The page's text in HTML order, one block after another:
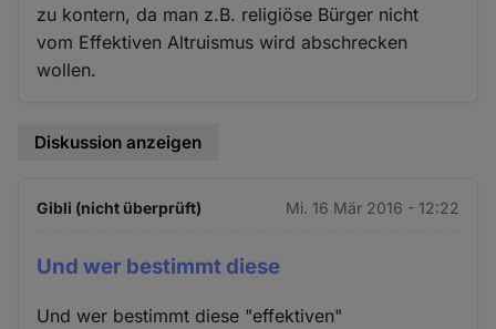
zu kontern, da man z.B. religiöse Bürger nicht
vom Effektiven Altruismus wird abschrecken
wollen.
Diskussion anzeigen
Gibli (nicht überprüft) Mi. 16 Mär 2016 - 12:22
Und wer bestimmt diese
Und wer bestimmt diese "effektiven"